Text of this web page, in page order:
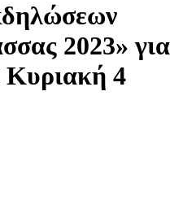
2023» για
Κυριακή 4